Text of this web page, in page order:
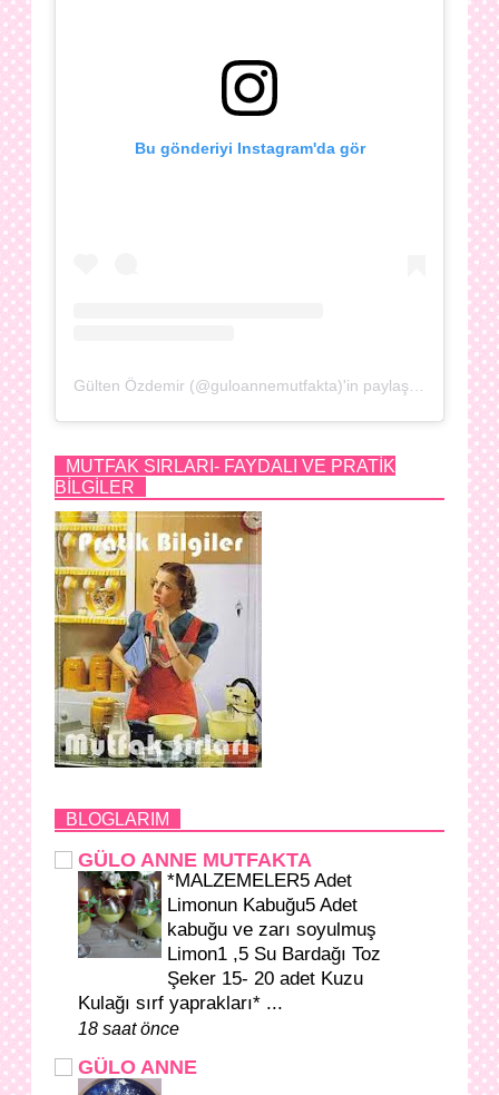
Bu gönderiyi Instagram'da gör
MUTFAK SIRLARI- FAYDALI VE PRATİK
BİLGİLER
BLOGLARIM
GÜLO ANNE MUTFAKTA
*MALZEMELER5 Adet
Limonun Kabuğu5 Adet
kabuğu ve zarı soyulmuş
Limon1 ,5 Su Bardağı Toz
Şeker 15- 20 adet Kuzu
Kulağı sırf yaprakları* ...
18 saat önce
GÜLO ANNE